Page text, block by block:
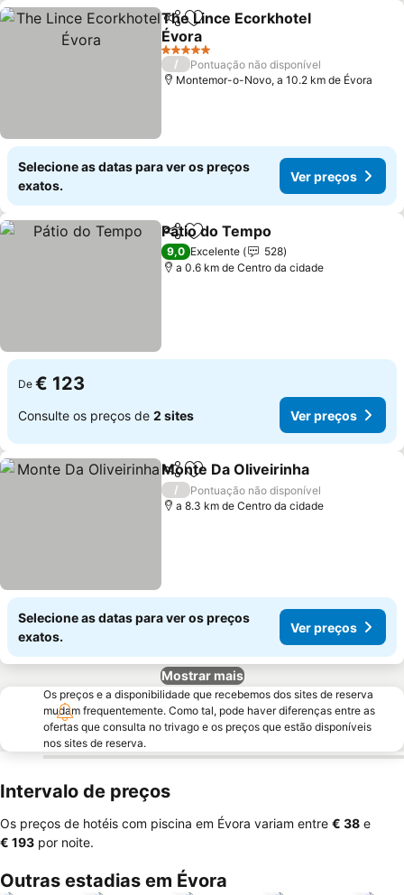
PartilharAdicionar aos favoritos
The Lince Ecorkhotel
Évora
5 Estrelas
/
Pontuação não disponível
Montemor-o-Novo, a 10.2 km de Évora
Selecione as datas para ver os preços
exatos.
Ver preços
PartilharAdicionar aos favoritos
Pátio do Tempo
9,0 Excelente
528
a 0.6 km de Centro da cidade
De € 123
Consulte os preços de 2 sites Ver preços
PartilharAdicionar aos favoritos
Monte Da Oliveirinha
/
Pontuação não disponível
a 8.3 km de Centro da cidade
Selecione as datas para ver os preços
exatos.
Ver preços
Mostrar mais
Os preços e a disponibilidade que recebemos dos sites de reserva
mudam frequentemente. Como tal, pode haver diferenças entre as
ofertas que consulta no trivago e os preços que estão disponíveis
nos sites de reserva.
Intervalo de preços
Os preços de hotéis com piscina em Évora variam entre ‎€ 38 e
‎€ 193 por noite.
Outras estadias em Évora